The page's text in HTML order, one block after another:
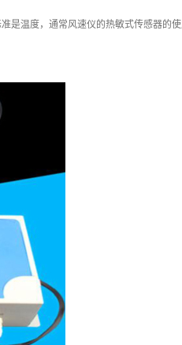
是温度，通常风速仪的热敏式传感器的